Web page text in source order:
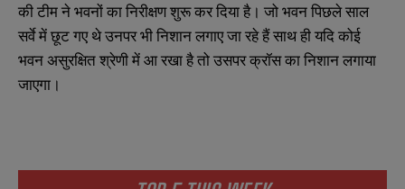
कीटीमनेभवनोंकानिरीक्षणशुरूकरदियाहै। जोभवनपिछलेसाल
सर्वेमेंछूटगए थेउनपरभीनिशानलगाएजारहेहैंसाथहीयदिकोई
भवनअसुरक्षितश्रेणीमेंआरखाहैतोउसपरक्रॉसकानिशानलगाया
जाएगा।